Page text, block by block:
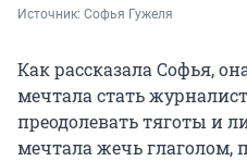
Источник: Софья Гужеля
Как рассказала Софья,
мечтала стать
преодолевать тяготы и
мечтала жечь